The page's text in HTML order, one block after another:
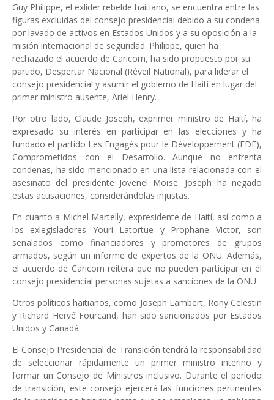
Guy Philippe, el exlíder rebelde haitiano, se encuentra entre las
figuras excluidas del consejo presidencial debido a su condena
por lavado de activos en Estados Unidos y a su oposición a la
misión internacional de seguridad. Philippe, quien ha
rechazado el acuerdo de Caricom, ha sido propuesto por su
partido, Despertar Nacional (Réveil National), para liderar el
consejo presidencial y asumir el gobierno de Haití en lugar del
primer ministro ausente, Ariel Henry.
Por otro lado, Claude Joseph, exprimer ministro de Haití, ha
expresado su interés en participar en las elecciones y ha
fundado el partido Les Engagés pour le Développement (EDE),
Comprometidos con el Desarrollo. Aunque no enfrenta
condenas, ha sido mencionado en una lista relacionada con el
asesinato del presidente Jovenel Moïse. Joseph ha negado
estas acusaciones, considerándolas injustas.
En cuanto a Michel Martelly, expresidente de Haití, así como a
los exlegisladores Youri Latortue y Prophane Victor, son
señalados como financiadores y promotores de grupos
armados, según un informe de expertos de la ONU. Además,
el acuerdo de Caricom reitera que no pueden participar en el
consejo presidencial personas sujetas a sanciones de la ONU.
Otros políticos haitianos, como Joseph Lambert, Rony Celestin
y Richard Hervé Fourcand, han sido sancionados por Estados
Unidos y Canadá.
El Consejo Presidencial de Transición tendrá la responsabilidad
de seleccionar rápidamente un primer ministro interino y
formar un Consejo de Ministros inclusivo. Durante el período
de transición, este consejo ejercerá las funciones pertinentes